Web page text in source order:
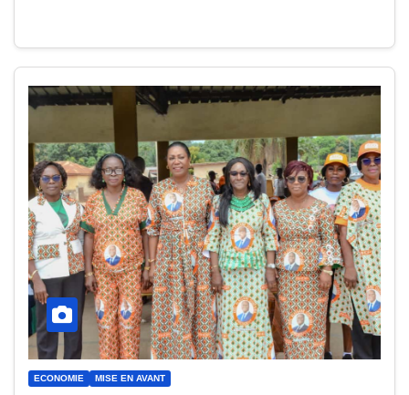
ECONOMIE MISE EN AVANT